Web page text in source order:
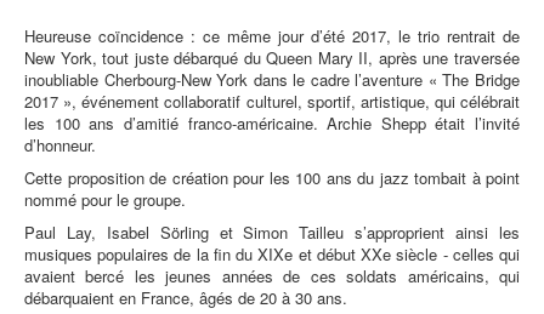
Heureuse coïncidence : ce même jour d’été 2017, le trio rentrait de
New York, tout juste débarqué du Queen Mary II, après une traversée
inoubliable Cherbourg-New York dans le cadre l’aventure « The Bridge
2017 », événement collaboratif culturel, sportif, artistique, qui célébrait
les 100 ans d’amitié franco-américaine. Archie Shepp était l’invité
d’honneur.
Cette proposition de création pour les 100 ans du jazz tombait à point
nommé pour le groupe.
Paul Lay, Isabel Sörling et Simon Tailleu s’approprient ainsi les
musiques populaires de la fin du XIXe et début XXe siècle - celles qui
avaient bercé les jeunes années de ces soldats américains, qui
débarquaient en France, âgés de 20 à 30 ans.